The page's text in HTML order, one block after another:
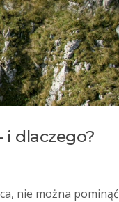
dlaczego?
nie można pominąć